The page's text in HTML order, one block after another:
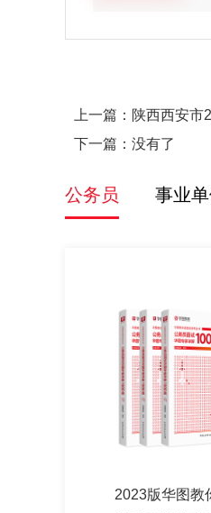
上一篇： 陕西西安市
下一篇：没有了
公务员 事业
2023版华图教